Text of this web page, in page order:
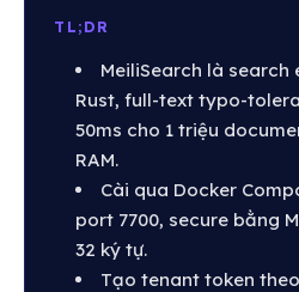
TL;DR
MeiliSearch là search
Rust, full-text typo-
50ms cho 1 triệu
RAM.
Cài qua Docker
port 7700, secure bằng
32 ký tự.
Tạo tenant token